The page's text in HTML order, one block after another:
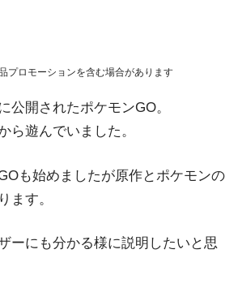
プロモーションを含む場合があります
公開されたポケモンGO。
ら遊んでいました。
も始めましたが原作とポケモンの
ます。
ーにも分かる様に説明したいと思